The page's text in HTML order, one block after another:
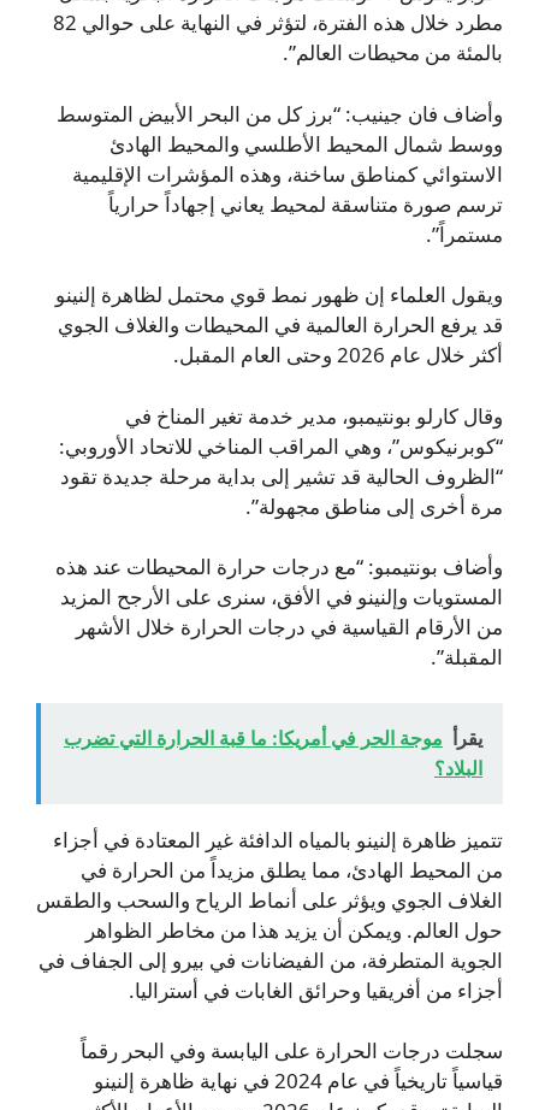
مطرد خلال هذه الفترة، لتؤثر في النهاية على حوالي 82
بالمئة من محيطات العالم”.
وأضاف فان جينيب: “برز كل من البحر الأبيض المتوسط
ووسط شمال المحيط الأطلسي والمحيط الهادئ
الاستوائي كمناطق ساخنة، وهذه المؤشرات الإقليمية
ترسم صورة متناسقة لمحيط يعاني إجهاداً حرارياً
مستمراً”.
ويقول العلماء إن ظهور نمط قوي محتمل لظاهرة إلنينو
قد يرفع الحرارة العالمية في المحيطات والغلاف الجوي
أكثر خلال عام 2026 وحتى العام المقبل.
وقال كارلو بونتيمبو، مدير خدمة تغير المناخ في
“كوبرنيكوس”، وهي المراقب المناخي للاتحاد الأوروبي:
“الظروف الحالية قد تشير إلى بداية مرحلة جديدة تقود
مرة أخرى إلى مناطق مجهولة”.
وأضاف بونتيمبو: “مع درجات حرارة المحيطات عند هذه
المستويات وإلنينو في الأفق، سنرى على الأرجح المزيد
من الأرقام القياسية في درجات الحرارة خلال الأشهر
المقبلة”.
يقرأ موجة الحر في أمريكا: ما قبة الحرارة التي تضرب
البلاد؟
تتميز ظاهرة إلنينو بالمياه الدافئة غير المعتادة في أجزاء
من المحيط الهادئ، مما يطلق مزيداً من الحرارة في
الغلاف الجوي ويؤثر على أنماط الرياح والسحب والطقس
حول العالم. ويمكن أن يزيد هذا من مخاطر الظواهر
الجوية المتطرفة، من الفيضانات في بيرو إلى الجفاف في
أجزاء من أفريقيا وحرائق الغابات في أستراليا.
سجلت درجات الحرارة على اليابسة وفي البحر رقماً
قياسياً تاريخياً في عام 2024 في نهاية ظاهرة إلنينو